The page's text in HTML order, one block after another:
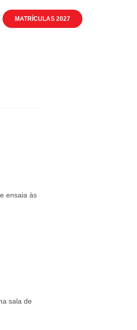
MATRÍCULAS 2027
ensaia às
sala de